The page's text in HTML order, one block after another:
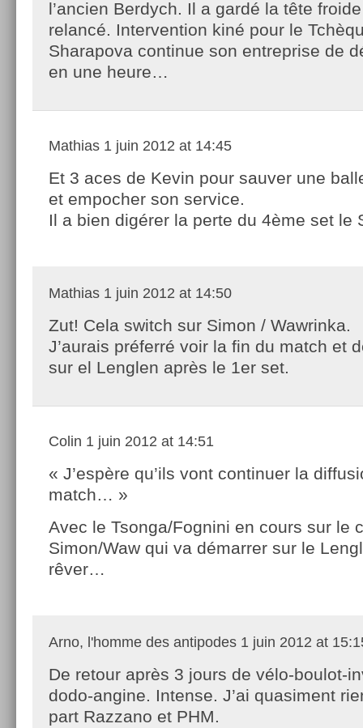
l’ancien Berdych. Il a gardé la tête
relancé. Intervention kiné pour le
Sharapova continue son entreprise de
en une heure…
Mathias 1 juin 2012 at 14:45
Et 3 aces de Kevin pour sauver une
et empocher son service.
Il a bien digérer la perte du 4ème set le
Mathias 1 juin 2012 at 14:50
Zut! Cela switch sur Simon / Wawrinka.
J’aurais préferré voir la fin du match et
sur el Lenglen après le 1er set.
Colin 1 juin 2012 at 14:51
« J’espère qu’ils vont continuer la
match… »
Avec le Tsonga/Fognini en cours sur le
Simon/Waw qui va démarrer sur le
rêver…
Arno, l'homme des antipodes 1 juin 2012 at
De retour après 3 jours de vélo-boulot-
dodo-angine. Intense. J’ai quasiment
part Razzano et PHM.